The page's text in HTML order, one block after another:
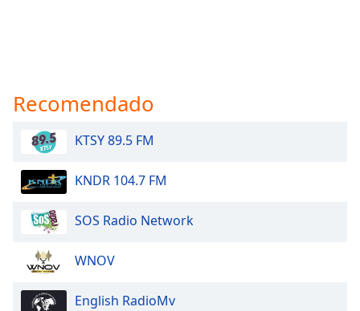
Recomendado
KTSY 89.5 FM
KNDR 104.7 FM
SOS Radio Network
WNOV
English RadioMv